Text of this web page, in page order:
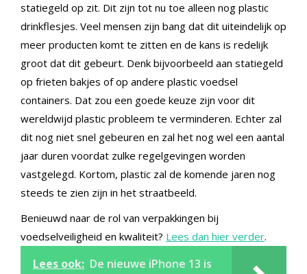
statiegeld op zit. Dit zijn tot nu toe alleen nog plastic
drinkflesjes. Veel mensen zijn bang dat dit uiteindelijk op
meer producten komt te zitten en de kans is redelijk
groot dat dit gebeurt. Denk bijvoorbeeld aan statiegeld
op frieten bakjes of op andere plastic voedsel
containers. Dat zou een goede keuze zijn voor dit
wereldwijd plastic probleem te verminderen. Echter zal
dit nog niet snel gebeuren en zal het nog wel een aantal
jaar duren voordat zulke regelgevingen worden
vastgelegd. Kortom, plastic zal de komende jaren nog
steeds te zien zijn in het straatbeeld.
Benieuwd naar de rol van verpakkingen bij
voedselveiligheid en kwaliteit? Lees dan hier verder.
Lees ook: De nieuwe iPhone 13 is